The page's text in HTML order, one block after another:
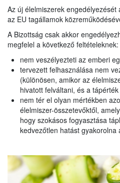
Az új élelmiszerek engedélyezését
az EU tagállamok
A Bizottság csak akkor
megfelel a következő feltételeknek:
nem veszélyezteti az emberi
tervezett felhasználása nem
(különösen, amikor az
hivatott felváltani, és a
nem tér el olyan mértékben
élelmiszer-összetevőktől,
hogy szokásos fogyasztása
kedvezőtlen hatást gyakorolna